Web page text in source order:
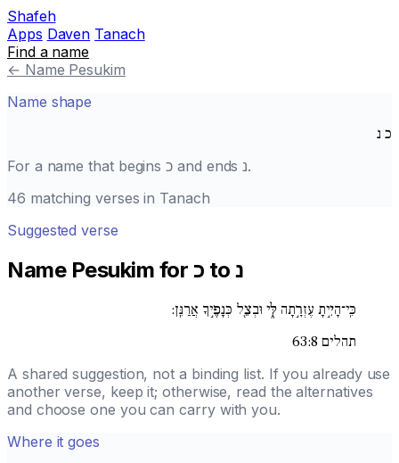
Shafeh
Apps Daven Tanach
Find a name
← Name Pesukim
Name shape
כ נ
For a name that beginsכ and endsנ.
46 matching verses in Tanach
Suggested verse
Name Pesukim for כ to נ
כִּֽי־הָיִ֣יתָ עֶזְרָ֣תָה לִּ֑י וּבְצֵ֖ל כְּנָפֶ֣יךָ אֲרַנֵּֽן:
תהלים 63:8
A shared suggestion, not a binding list. If you already use
another verse, keep it; otherwise, read the alternatives
and choose one you can carry with you.
Where it goes